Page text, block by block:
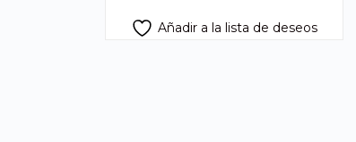
Añadir a la lista de deseos